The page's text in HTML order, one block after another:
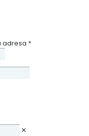
adresa *
✕